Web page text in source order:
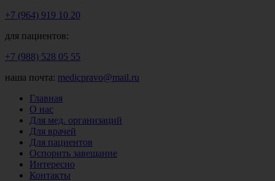
+7 (964) 919 10 20
для пациентов:
+7 (988) 528 05 55
наша почта: medicpravo@mail.ru
Главная
О нас
Для мед. организаций
Для врачей
Для пациентов
Оспорить завещание
Интересно
Контакты